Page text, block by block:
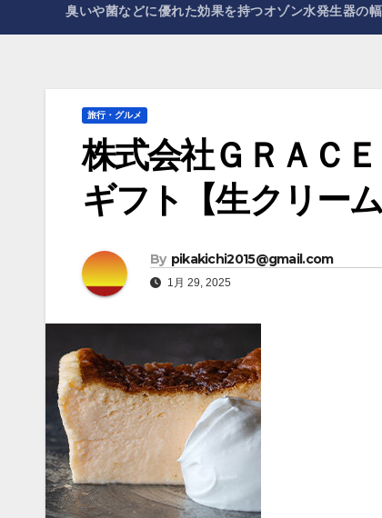
臭いや菌などに優れた効果を持つオゾン水発生器の
旅行・グルメ
株式会社ＧＲＡＣ
ギフト【生クリー
By pikakichi2015@gmail.com
1月 29, 2025